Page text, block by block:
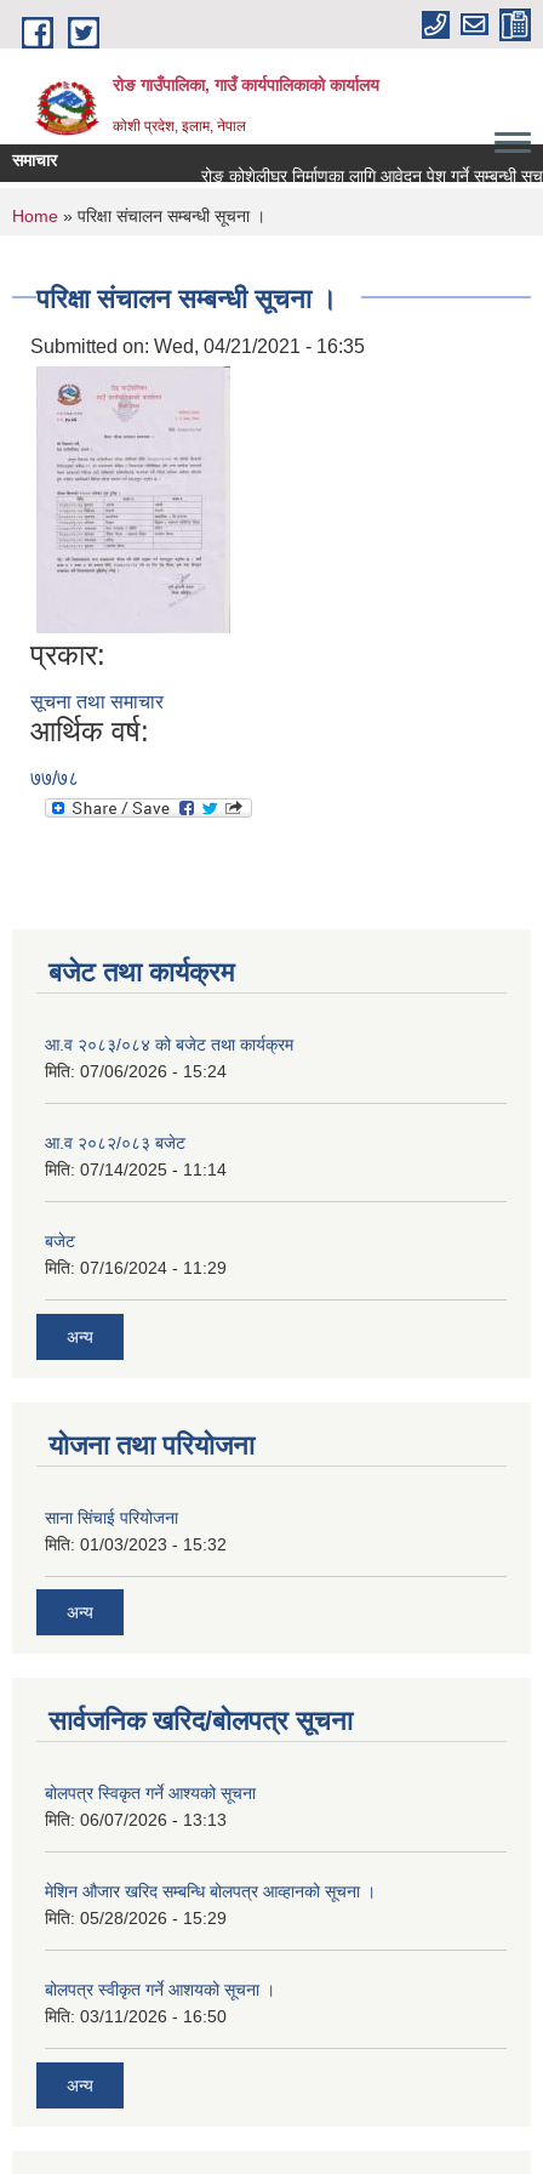
Skip to main content
रोङ गाउँपालिका, गाउँ कार्यपालिकाको कार्यालय
कोशी प्रदेश, इलाम, नेपाल
समाचार
रोङ कोशेलीघर निर्माणका लागि आवेदन पेश गर्ने सम्बन्धी सूचना.
You are here
Home » परिक्षा संचालन सम्बन्धी सूचना ।
परिक्षा संचालन सम्बन्धी सूचना ।
Submitted on: Wed, 04/21/2021 - 16:35
प्रकार:
सूचना तथा समाचार
आर्थिक वर्ष:
७७/७८
बजेट तथा कार्यक्रम
आ.व २०८३/०८४ को बजेट तथा कार्यक्रम
मिति: 07/06/2026 - 15:24
आ.व २०८२/०८३ बजेट
मिति: 07/14/2025 - 11:14
बजेट
मिति: 07/16/2024 - 11:29
अन्य
योजना तथा परियोजना
साना सिंचाई परियोजना
मिति: 01/03/2023 - 15:32
अन्य
सार्वजनिक खरिद/बोलपत्र सूचना
बोलपत्र स्विकृत गर्ने आश्यको सूचना
मिति: 06/07/2026 - 13:13
मेशिन औजार खरिद सम्बन्धि बोलपत्र आव्हानको सूचना ।
मिति: 05/28/2026 - 15:29
बोलपत्र स्वीकृत गर्ने आशयको सूचना ।
मिति: 03/11/2026 - 16:50
अन्य